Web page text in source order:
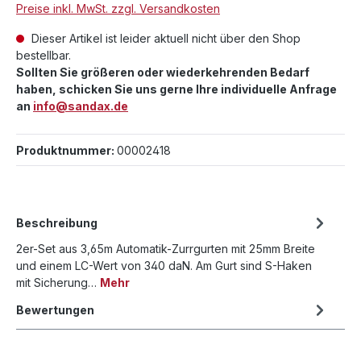
Preise inkl. MwSt. zzgl. Versandkosten
Dieser Artikel ist leider aktuell nicht über den Shop
bestellbar.
Sollten Sie größeren oder wiederkehrenden Bedarf
haben, schicken Sie uns gerne Ihre individuelle Anfrage
an info@sandax.de
Produktnummer: 00002418
Beschreibung
2er-Set aus 3,65m Automatik-Zurrgurten mit 25mm Breite
und einem LC-Wert von 340 daN. Am Gurt sind S-Haken
mit Sicherung… Mehr
Bewertungen